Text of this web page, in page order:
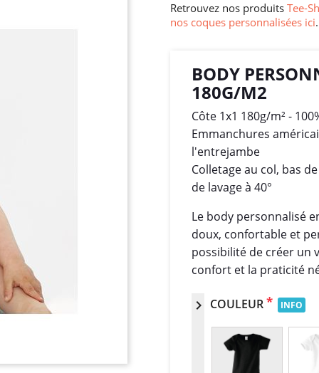
Retrouvez nos produits Tee-
nos coques personnalisées ici.
BODY
180G/M2
Côte 1x1 180g/m² -
Emmanchures
l'entrejambe
Colletage au col, bas
de lavage à 40°
Le body personnalisé
doux, confortable et
possibilité de créer un
confort et la praticité
chevron_right COULEUR* INFO